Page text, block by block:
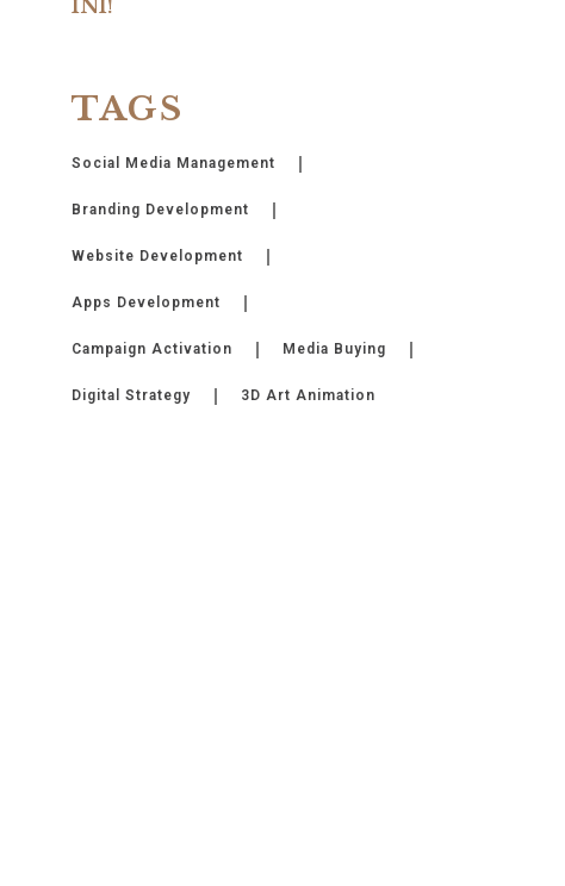
INI!
TAGS
Social Media Management
Branding Development
Website Development
Apps Development
Campaign Activation Media Buying
Digital Strategy 3D Art Animation